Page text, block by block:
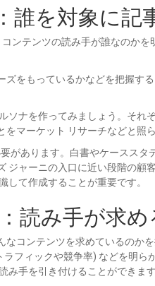
誰を対象に記
ンテンツの読み手が誰なのか
をもっているかなどを把握す
ソナを作ってみましょう。そ
マーケット リサーチなどと照
があります。白書やケースス
ャーニの入口に近い段階の
て作成することが重要です。
読み手が求
コンテンツを求めているのか
フィックや競争率) などを明
み手を引き付けることができます